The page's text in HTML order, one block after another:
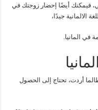
فيمكنك أيضًا إحضار زوجتك في
الالمانية جيدًا،
في المانيا.
أردت، تحتاج إلى الحصول